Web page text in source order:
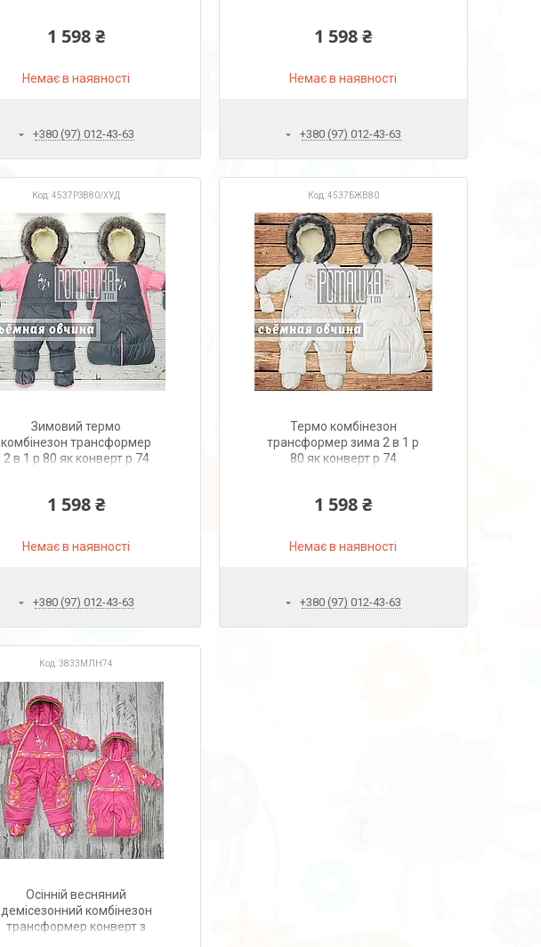
БЖВ
1 598 ₴
Немає в наявності
+380 (97) 012-43-63
Рожевий
1 598 ₴
Немає в наявності
+380 (97) 012-43-63
4537РЗВ80/ХУД
Зимовий термо
комбінезон трансформер
2 в 1 р 80 як конверт р 74
Рожевий
1 598 ₴
Немає в наявності
+380 (97) 012-43-63
4537БЖВ80
Термо комбінезон
трансформер зима 2 в 1 р
80 як конверт р 74
Бежевий
1 598 ₴
Немає в наявності
+380 (97) 012-43-63
3833МЛН74
Осінній весняний
демісезонний комбінезон
трансформер конверт з